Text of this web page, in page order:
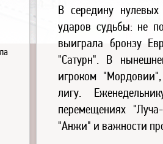
В середину
ударов судьбы: не
выиграла бронзу
"Сатурн". В
игроком
лигу.
перемещениях
"Анжи" и важности